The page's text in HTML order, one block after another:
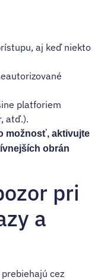
aj keď niekto
platforiem
atď.).
možnosť, aktivujte
obrán
pri
a
cez